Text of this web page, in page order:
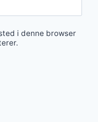
i denne browser